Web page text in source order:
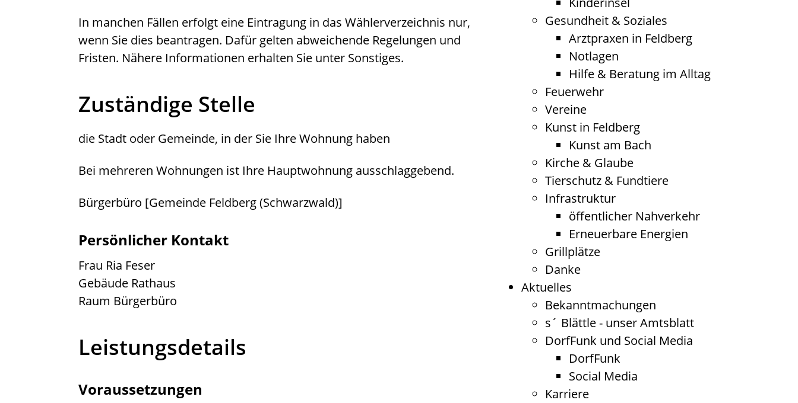
Gesundheit & Soziales
Arztpraxen in Feldberg
Notlagen
Hilfe & Beratung im Alltag
Feuerwehr
Vereine
Kunst in Feldberg
Kunst am Bach
Kirche & Glaube
Tierschutz & Fundtiere
Infrastruktur
öffentlicher Nahverkehr
Erneuerbare Energien
Grillplätze
Danke
Aktuelles
Bekanntmachungen
s´ Blättle - unser Amtsblatt
DorfFunk und Social Media
DorfFunk
Social Media
Karriere
In manchen Fällen erfolgt eine Eintragung in das Wählerverzeichnis nur,
wenn Sie dies beantragen. Dafür gelten abweichende Regelungen und
Fristen. Nähere Informationen erhalten Sie unter Sonstiges.
Zuständige Stelle
die Stadt oder Gemeinde, in der Sie Ihre Wohnung haben
Bei mehreren Wohnungen ist Ihre Hauptwohnung ausschlaggebend.
Bürgerbüro [Gemeinde Feldberg (Schwarzwald)]
Persönlicher Kontakt
Frau Ria Feser
Gebäude Rathaus
Raum Bürgerbüro
Leistungsdetails
Voraussetzungen